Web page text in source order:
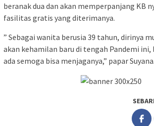
beranak dua dan akan memperpanjang KB
fasilitas gratis yang diterimanya.
” Sebagai wanita berusia 39 tahun, dirinya
akan kehamilan baru di tengah Pandemi ini,
ada semoga bisa menjaganya,” papar Suyana.